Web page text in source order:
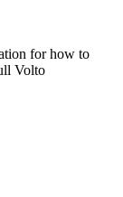
for how to
Volto